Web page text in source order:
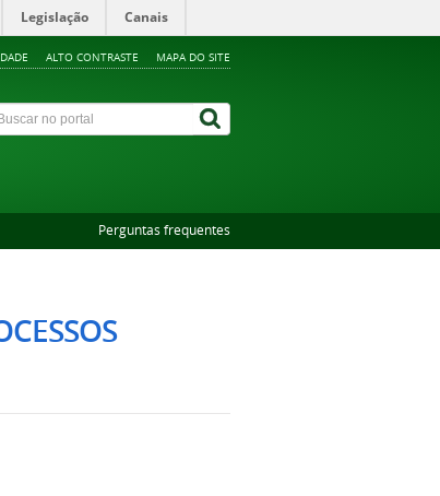
Legislação Canais
ALTO CONTRASTE MAPA DO SITE
Perguntas frequentes